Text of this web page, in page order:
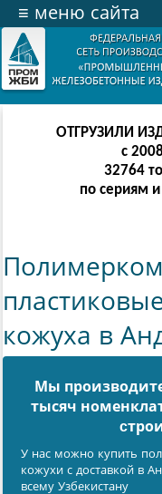
≡ меню сайта
ОТГРУЗИЛИ
с
65532
по сериям
кожуха в
Мы
тысяч
У нас можно купить
кожухи с доставкой в
всему Узбекистану